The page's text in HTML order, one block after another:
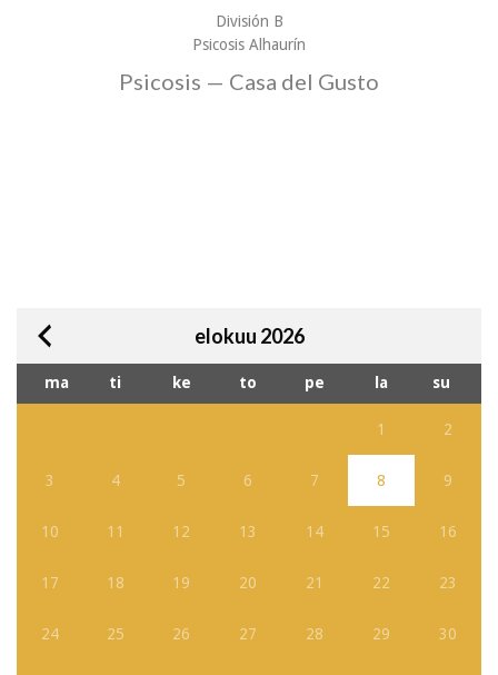
División B
Psicosis Alhaurín
Psicosis — Casa del Gusto
elokuu 2026
ma ti ke to pe la su
1 2
3 4 5 6 7 8 9
10 11 12 13 14 15 16
17 18 19 20 21 22 23
24 25 26 27 28 29 30